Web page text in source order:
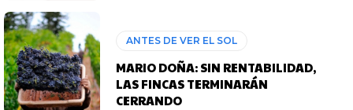
ANTES DE VER EL SOL
MARIO DOÑA: SIN RENTABILIDAD,
LAS FINCAS TERMINARÁN
CERRANDO